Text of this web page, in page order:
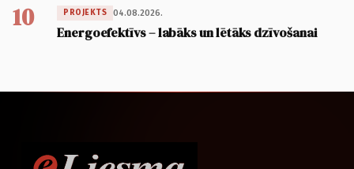
10 PROJEKTS 04.08.2026.
Energoefektīvs – labāks un lētāks dzīvošanai